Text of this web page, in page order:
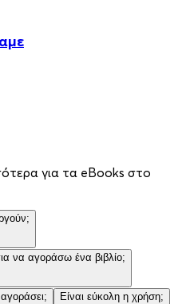
για τα eBooks στο
να αγοράσω ένα βιβλίο;
Είναι εύκολη η χρήση;